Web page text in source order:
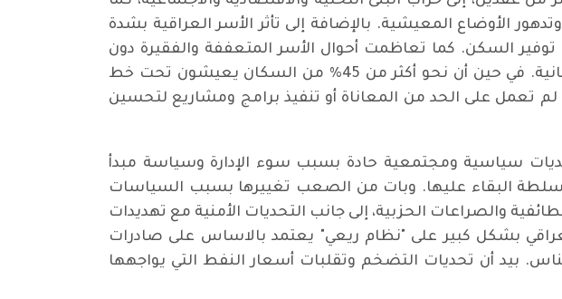
الأوضاع المعيشية. بالإضافة إلى تأثر الأسر العراقية بشدة
السكن. كما تعاظمت أحوال الأسر المتعففة والفقيرة دون
وضع خطط وبرامج اجتماعية لتلبية احتياجاتها الأساسية من المساعدات الإنسانية. في حين أن نحو أكثر من 45% من السكان يعيشون تحت خط
لم تعمل على الحد من المعاناة أو تنفيذ برامج ومشاريع لتحسين
عام 2023، لازال العراق يتعرض لتحديات سياسية ومجتمعية حادة بسبب سوء الإدارة وسياسة مبدأ
البقاء عليها. وبات من الصعب تغييرها بسبب السياسات
والصراعات الحزبية، إلى جانب التحديات الأمنية مع تهديدات
بشكل كبير على "نظام ريعي" يعتمد بالاساس على صادرات
بيد أن تحديات التضخم وتقلبات أسعار النفط التي يواجهها